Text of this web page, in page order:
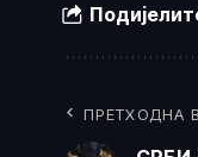
ПРЕТХОДНА